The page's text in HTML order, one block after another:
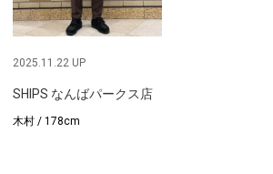
2025.11.22 UP
SHIPS なんばパークス店
木村 / 178cm